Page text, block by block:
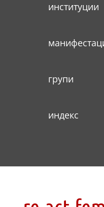
институции
групи
индекс